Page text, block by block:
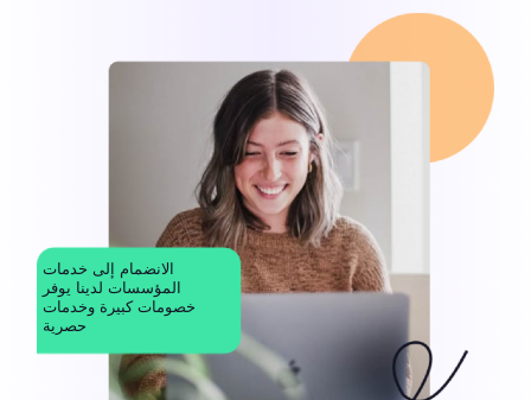
الانضمام إلى خدمات
المؤسسات لدينا يوفر
خصومات كبيرة وخدمات
حصرية